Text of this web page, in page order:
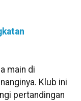
main di
Klub ini
pertandingan